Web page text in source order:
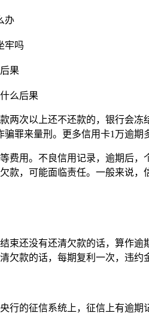
办
牢吗
果
么后果
两次以上还不还款的，银行会
骗罪来量刑。更多信用卡1万逾期
费用。不良信用记录，逾期后
款，可能面临责任。一般来说
束还没有还清欠款的话，算作
欠款的话，每期复利一次，违约
行的征信系统上，征信上有逾期